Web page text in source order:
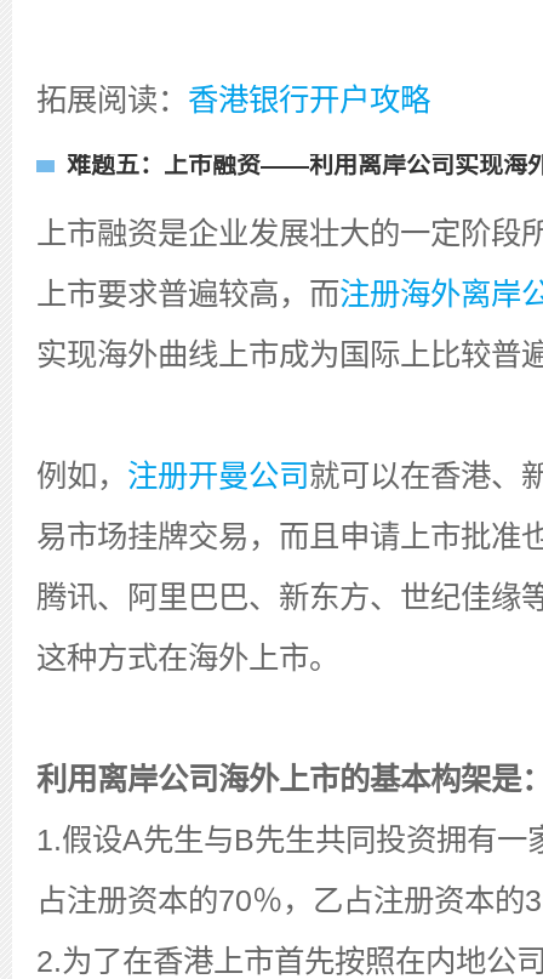
拓展阅读： 香港银行开户攻略
难题五：上市融资——利用离岸公司实现海
上市融资是企业发展壮大的一定阶段
上市要求普遍较高，而注册海外离岸
实现海外曲线上市成为国际上比较普
例如， 注册开曼公司就可以在香港、
易市场挂牌交易，而且申请上市批准
腾讯、阿里巴巴、新东方、世纪佳缘
这种方式在海外上市。
利用离岸公司海外上市的基本构架是
1.假设A先生与B先生共同投资拥有一
占注册资本的70％，乙占注册资本的
2.为了在香港上市首先按照在内地公